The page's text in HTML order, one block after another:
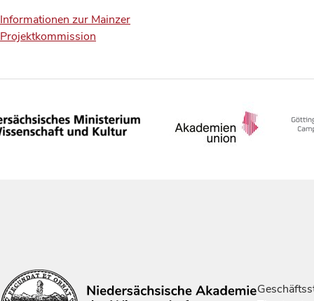
Informationen zur Mainzer
Projektkommission